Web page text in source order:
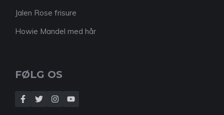
Jalen Rose frisure
Howie Mandel med hår
FØLG OS